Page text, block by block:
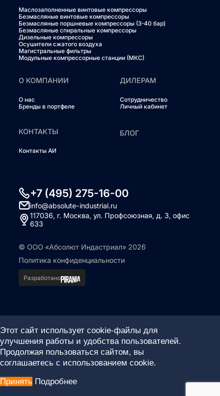
Маслозаполненные винтовые компрессоры
Безмасляные винтовые компрессоры
Безмасляные поршневые компрессоры (3-40 бар)
Безмасляные спиральные компрессоры
Дизельные компрессоры
Осушители сжатого воздуха
Магистральные фильтры
Модульные компрессорные станции (МКС)
О КОМПАНИИ
О нас
Бренды в портфеле
ДИЛЕРАМ
Сотрудничество
Личный кабинет
КОНТАКТЫ
Контакты АИ
БЛОГ
+7 (495) 275-16-00
info@absolute-industrial.ru
117036, г. Москва, ул. Профсоюзная, д. 3, офис
633
© ООО «Абсолют Индастриал» 2026
Политика конфиденциальности
Разработано
Этот сайт использует cookie-файлы для
улучшения работы и удобства пользователей.
Продолжая пользоваться сайтом, вы
соглашаетесь с использованием cookie.
Принять Подробнее